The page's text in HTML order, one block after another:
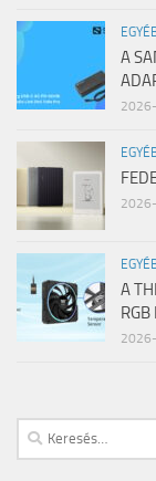
A
A
Keresés: